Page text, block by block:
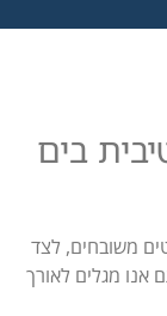
בים
משובחים, לצד
אנו מגלים לאורך